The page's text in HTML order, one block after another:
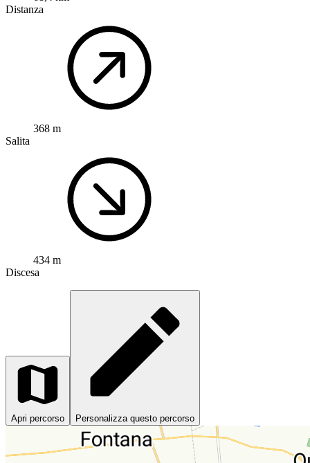
Distanza
368 m
Salita
434 m
Discesa
Apri percorso Personalizza questo percorso